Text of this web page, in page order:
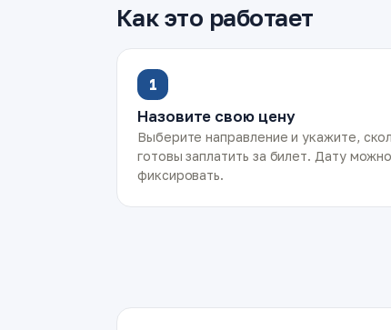
Как это работает
1
Назовите свою цену
Выберите направление и укажите,
готовы заплатить за билет. Дату
фиксировать.